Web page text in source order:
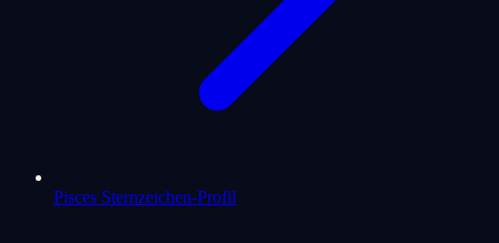
Pisces Sternzeichen-Profil